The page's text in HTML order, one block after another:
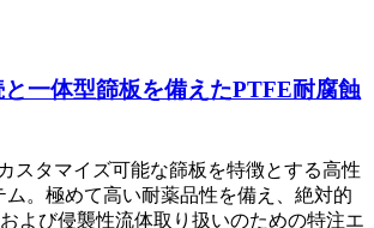
一体型篩板を備えたPTFE耐腐蝕
スタマイズ可能な篩板を特徴とする高性
ム。極めて高い耐薬品性を備え、絶対的
よび侵襲性流体取り扱いのための特注エ